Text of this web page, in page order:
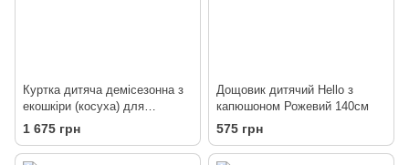
Куртка дитяча демісезонна з
екошкіри (косуха) для
дівчаток Коричневий 140см
1 675 грн
Дощовик дитячий Hello з
капюшоном Рожевий 140см
575 грн